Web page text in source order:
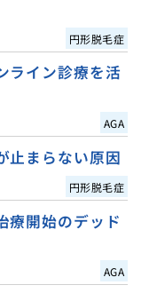
円形脱毛症
ライン診療を活
AGA
止まらない原因
円形脱毛症
療開始のデッド
AGA